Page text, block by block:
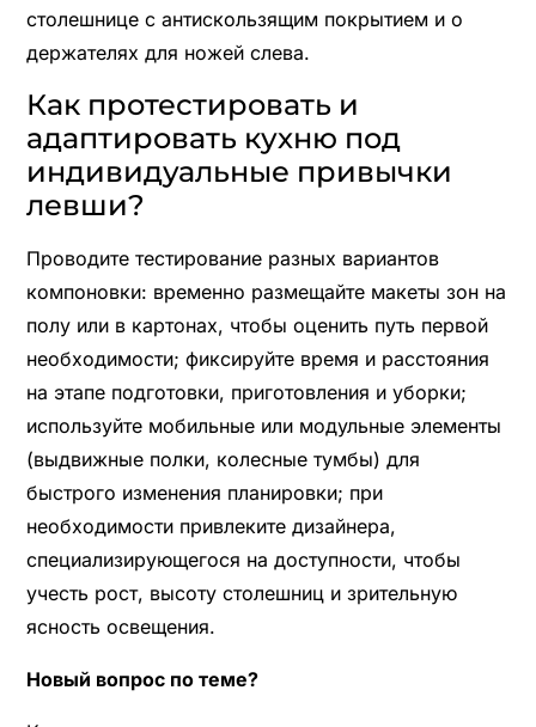
столешнице с антискользящим покрытием и о
держателях для ножей слева.
Как протестировать и
адаптировать кухню под
индивидуальные привычки
левши?
Проводите тестирование разных вариантов
компоновки: временно размещайте макеты зон на
полу или в картонах, чтобы оценить путь первой
необходимости; фиксируйте время и расстояния
на этапе подготовки, приготовления и уборки;
используйте мобильные или модульные элементы
(выдвижные полки, колесные тумбы) для
быстрого изменения планировки; при
необходимости привлеките дизайнера,
специализирующегося на доступности, чтобы
учесть рост, высоту столешниц и зрительную
ясность освещения.
Новый вопрос по теме?